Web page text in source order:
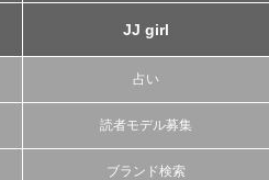
JJ girl
占い
読者モデル募集
ブランド検索